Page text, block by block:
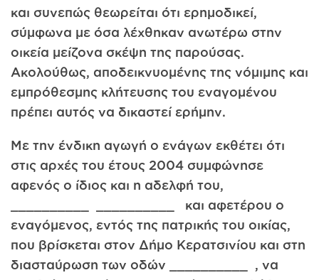
και συνεπώς θεωρείται ότι ερημοδικεί,
σύμφωνα με όσα λέχθηκαν ανωτέρω στην
οικεία μείζονα σκέψη της παρούσας.
Ακολούθως, αποδεικνυομένης της νόμιμης και
εμπρόθεσμης κλήτευσης του εναγομένου
πρέπει αυτός να δικαστεί ερήμην.
Με την ένδικη αγωγή ο ενάγων εκθέτει ότι
στις αρχές του έτους 2004 συμφώνησε
αφενός ο ίδιος και η αδελφή του,
__________ __________ και αφετέρου ο
εναγόμενος, εντός της πατρικής του οικίας,
που βρίσκεται στον Δήμο Κερατσινίου και στη
διασταύρωση των οδών __________ , να